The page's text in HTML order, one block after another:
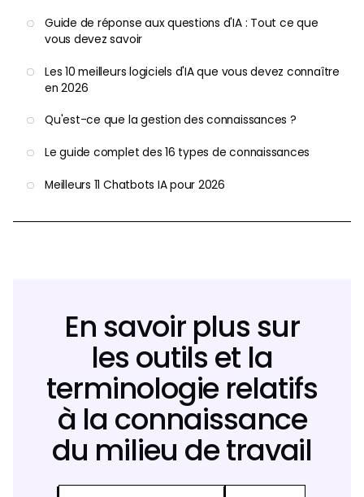
Guide de réponse aux questions d'IA : Tout ce que
vous devez savoir
Les 10 meilleurs logiciels d'IA que vous devez connaître
en 2026
Qu'est-ce que la gestion des connaissances ?
Le guide complet des 16 types de connaissances
Meilleurs 11 Chatbots IA pour 2026
En savoir plus sur
les outils et la
terminologie relatifs
à la connaissance
du milieu de travail